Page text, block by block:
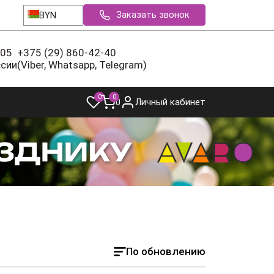
BYN Заказать звонок
+375 (29) 860-42-40
(Viber, Whatsapp, Telegram)
0 00 Личный кабинет
По обновлению